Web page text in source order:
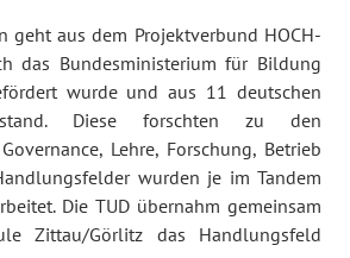
geht aus dem Projektverbund HOCH-
das Bundesministerium für Bildung
wurde und aus 11 deutschen
Diese forschten zu den
Lehre, Forschung, Betrieb
wurden je im Tandem
Die TUD übernahm gemeinsam
Zittau/Görlitz das Handlungsfeld